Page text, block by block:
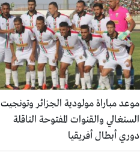
موعد مباراة مولودية الجزائر وتونجيت
السنغالي والقنوات المفتوحة الناقلة
دوري أبطال أفريقيا